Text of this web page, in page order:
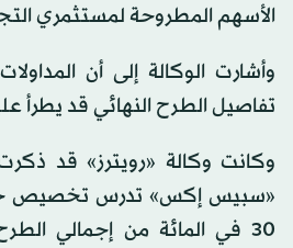
الأسهم المطروحة لمستثمري
وأشارت الوكالة إلى أن
تفاصيل الطرح النهائي قد يطرأ
وكانت وكالة «رويترز» قد
«سبيس إكس» تدرس تخصيص
30 في المائة من إجمالي